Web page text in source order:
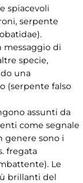
spiacevoli
serpente
messaggio di
specie,
una
(serpente falso
assunti da
come segnale
genere sono i
fregata
Le
brillanti del